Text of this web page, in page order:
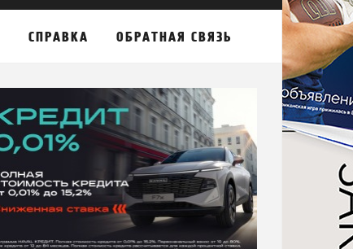
СПРАВКА ОБРАТНАЯ СВЯЗЬ